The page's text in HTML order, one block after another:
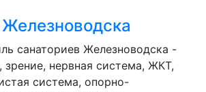
санаториев Железноводска -
зрение, нервная система, ЖКТ,
система, опорно-